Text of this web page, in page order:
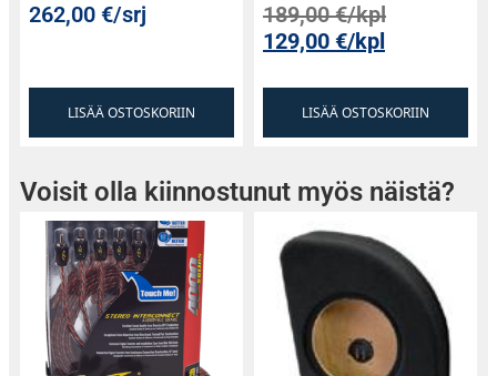
262,00€/srj
LISÄÄ OSTOSKORIIN
189,00€/kpl
129,00€/kpl
LISÄÄ OSTOSKORIIN
Voisit olla kiinnostunut myös näistä?